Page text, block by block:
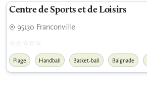
Centre de Sports et de Loisirs
95130 Franconville
Plage Handball Basket-ball Baignade